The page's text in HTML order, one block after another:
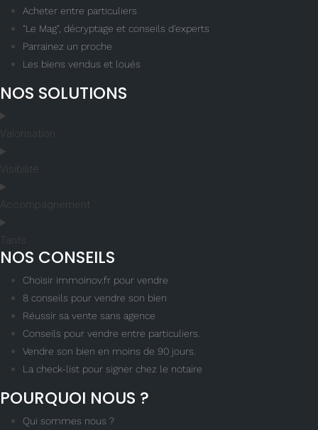
Acheter entre particuliers
"Le Mag", décryptage et conseils d'experts
Parrainez un proche
Les biens vendus et loués
NOS SOLUTIONS
Valorisation
Visibilité
Accompagnement
Tarifs
NOS CONSEILS
Choisir immoinov.fr pour vendre
8 conseils pour vendre son bien
Réussir sa vente sans agence
Conseils pour vendre entre particuliers.
Vendre son bien en moins de 90 jours.
La check-list pour signer chez le notaire
POURQUOI NOUS ?
Qui sommes nous ?